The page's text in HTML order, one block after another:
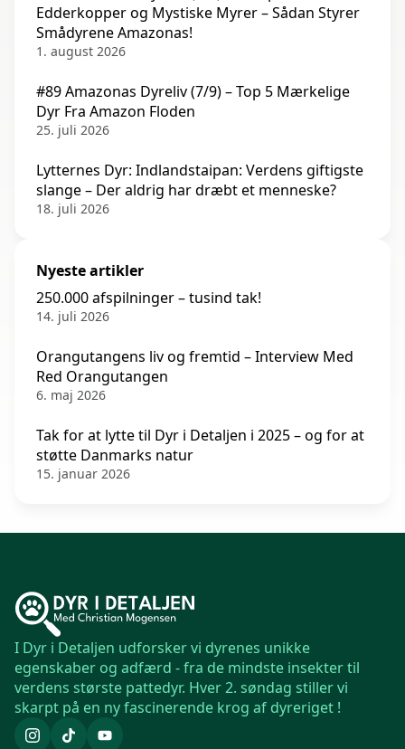
Edderkopper og Mystiske Myrer – Sådan Styrer
Smådyrene Amazonas!
1. august 2026
#89 Amazonas Dyreliv (7/9) – Top 5 Mærkelige
Dyr Fra Amazon Floden
25. juli 2026
Lytternes Dyr: Indlandstaipan: Verdens giftigste
slange – Der aldrig har dræbt et menneske?
18. juli 2026
Nyeste artikler
250.000 afspilninger – tusind tak!
14. juli 2026
Orangutangens liv og fremtid – Interview Med
Red Orangutangen
6. maj 2026
Tak for at lytte til Dyr i Detaljen i 2025 – og for at
støtte Danmarks natur
15. januar 2026
I Dyr i Detaljen udforsker vi dyrenes unikke
egenskaber og adfærd - fra de mindste insekter til
verdens største pattedyr. Hver 2. søndag stiller vi
skarpt på en ny fascinerende krog af dyreriget !